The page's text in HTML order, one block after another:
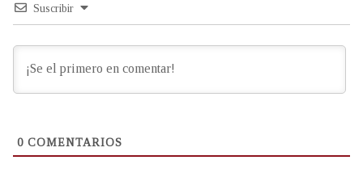
Suscribir
0 COMENTARIOS